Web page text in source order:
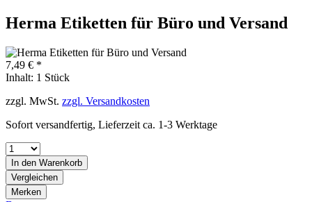
Herma Etiketten für Büro und Versand
7,49 € *
Inhalt: 1 Stück
zzgl. MwSt. zzgl. Versandkosten
Sofort versandfertig, Lieferzeit ca. 1-3 Werktage
In den Warenkorb
Vergleichen
Merken